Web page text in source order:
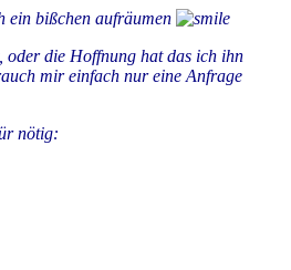
ein bißchen aufräumen
oder die Hoffnung hat das ich ihn
mir einfach nur eine Anfrage
nötig: